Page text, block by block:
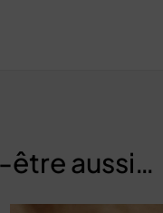
être aussi…